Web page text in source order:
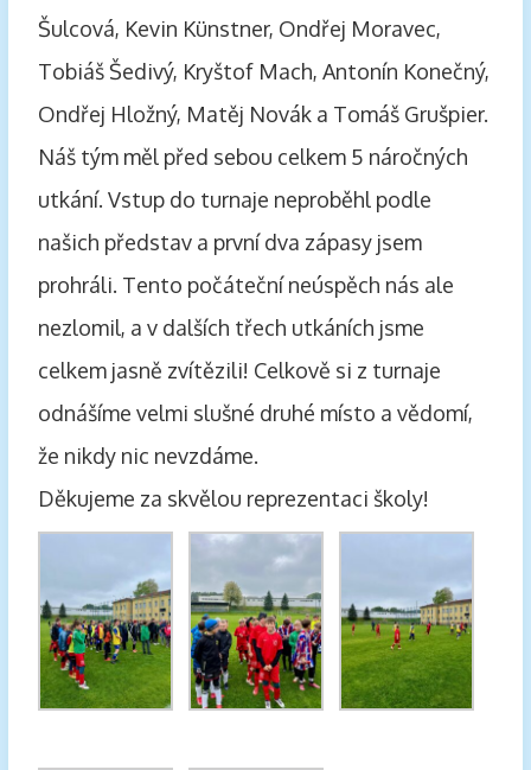
Šulcová, Kevin Künstner, Ondřej Moravec,
Tobiáš Šedivý, Kryštof Mach, Antonín Konečný,
Ondřej Hložný, Matěj Novák a Tomáš Grušpier.
Náš tým měl před sebou celkem 5 náročných
utkání. Vstup do turnaje neproběhl podle
našich představ a první dva zápasy jsem
prohráli. Tento počáteční neúspěch nás ale
nezlomil, a v dalších třech utkáních jsme
celkem jasně zvítězili! Celkově si z turnaje
odnášíme velmi slušné druhé místo a vědomí,
že nikdy nic nevzdáme.
Děkujeme za skvělou reprezentaci školy!